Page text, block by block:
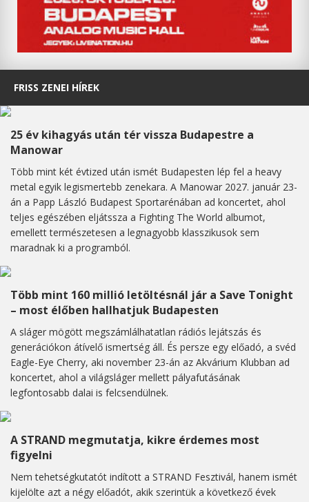
FRISS ZENEI HÍREK
25 év kihagyás után tér vissza Budapestre a
Manowar
Több mint két évtized után ismét Budapesten lép fel a heavy
metal egyik legismertebb zenekara. A Manowar 2027. január 23-
án a Papp László Budapest Sportarénában ad koncertet, ahol
teljes egészében eljátssza a Fighting The World albumot,
emellett természetesen a legnagyobb klasszikusok sem
maradnak ki a programból.
Több mint 160 millió letöltésnál jár a Save Tonight
– most élőben hallhatjuk Budapesten
A sláger mögött megszámlálhatatlan rádiós lejátszás és
generációkon átívelő ismertség áll. És persze egy előadó, a svéd
Eagle-Eye Cherry, aki november 23-án az Akvárium Klubban ad
koncertet, ahol a világsláger mellett pályafutásának
legfontosabb dalai is felcsendülnek.
A STRAND megmutatja, kikre érdemes most
figyelni
Nem tehetségkutatót indított a STRAND Fesztivál, hanem ismét
kijelölte azt a négy előadót, akik szerintük a következő évek